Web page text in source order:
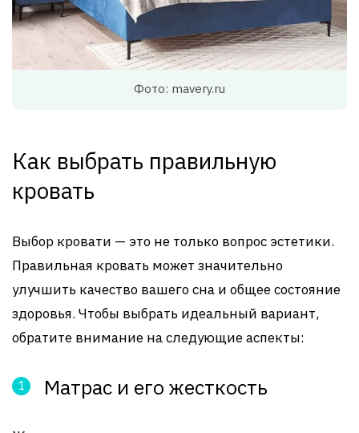
Фото: mavery.ru
Как выбрать правильную
кровать
Выбор кровати — это не только вопрос эстетики.
Правильная кровать может значительно
улучшить качество вашего сна и общее состояние
здоровья. Чтобы выбрать идеальный вариант,
обратите внимание на следующие аспекты:
Матрас и его жесткость